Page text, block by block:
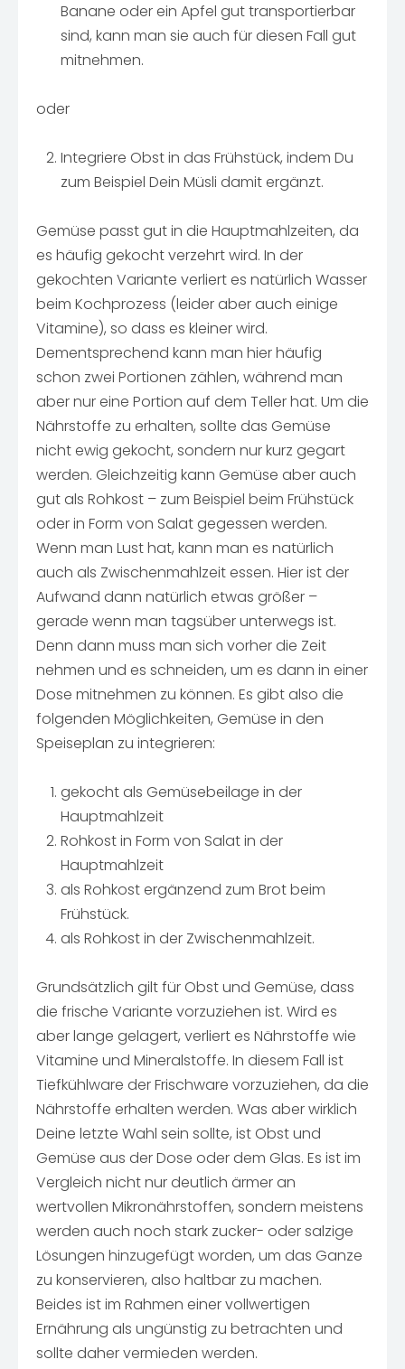
Banane oder ein Apfel gut transportierbar
sind, kann man sie auch für diesen Fall gut
mitnehmen.
oder
Integriere Obst in das Frühstück, indem Du
zum Beispiel Dein Müsli damit ergänzt.
Gemüse passt gut in die Hauptmahlzeiten, da
es häufig gekocht verzehrt wird. In der
gekochten Variante verliert es natürlich Wasser
beim Kochprozess (leider aber auch einige
Vitamine), so dass es kleiner wird.
Dementsprechend kann man hier häufig
schon zwei Portionen zählen, während man
aber nur eine Portion auf dem Teller hat. Um die
Nährstoffe zu erhalten, sollte das Gemüse
nicht ewig gekocht, sondern nur kurz gegart
werden. Gleichzeitig kann Gemüse aber auch
gut als Rohkost – zum Beispiel beim Frühstück
oder in Form von Salat gegessen werden.
Wenn man Lust hat, kann man es natürlich
auch als Zwischenmahlzeit essen. Hier ist der
Aufwand dann natürlich etwas größer –
gerade wenn man tagsüber unterwegs ist.
Denn dann muss man sich vorher die Zeit
nehmen und es schneiden, um es dann in einer
Dose mitnehmen zu können. Es gibt also die
folgenden Möglichkeiten, Gemüse in den
Speiseplan zu integrieren:
gekocht als Gemüsebeilage in der
Hauptmahlzeit
Rohkost in Form von Salat in der
Hauptmahlzeit
als Rohkost ergänzend zum Brot beim
Frühstück.
als Rohkost in der Zwischenmahlzeit.
Grundsätzlich gilt für Obst und Gemüse, dass
die frische Variante vorzuziehen ist. Wird es
aber lange gelagert, verliert es Nährstoffe wie
Vitamine und Mineralstoffe. In diesem Fall ist
Tiefkühlware der Frischware vorzuziehen, da die
Nährstoffe erhalten werden. Was aber wirklich
Deine letzte Wahl sein sollte, ist Obst und
Gemüse aus der Dose oder dem Glas. Es ist im
Vergleich nicht nur deutlich ärmer an
wertvollen Mikronährstoffen, sondern meistens
werden auch noch stark zucker- oder salzige
Lösungen hinzugefügt worden, um das Ganze
zu konservieren, also haltbar zu machen.
Beides ist im Rahmen einer vollwertigen
Ernährung als ungünstig zu betrachten und
sollte daher vermieden werden.